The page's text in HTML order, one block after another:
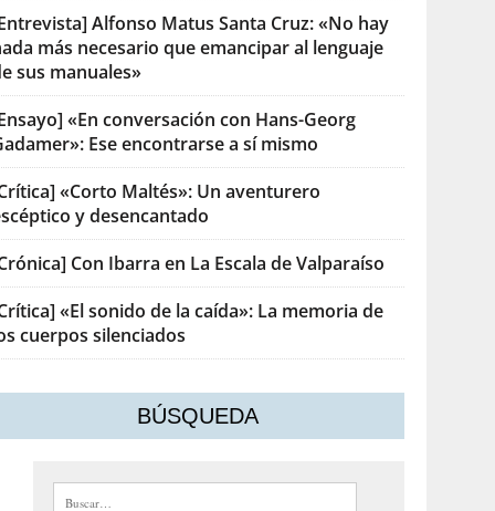
Alfonso Matus Santa Cruz: «No hay
más necesario que emancipar al lenguaje
sus manuales»
«En conversación con Hans-Georg
Ese encontrarse a sí mismo
«Corto Maltés»: Un aventurero
y desencantado
Con Ibarra en La Escala de Valparaíso
«El sonido de la caída»: La memoria de
cuerpos silenciados
BÚSQUEDA
Buscar: